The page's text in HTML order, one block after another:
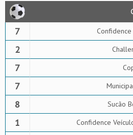
7
2
7
7
8 Sucão
1 Confidence